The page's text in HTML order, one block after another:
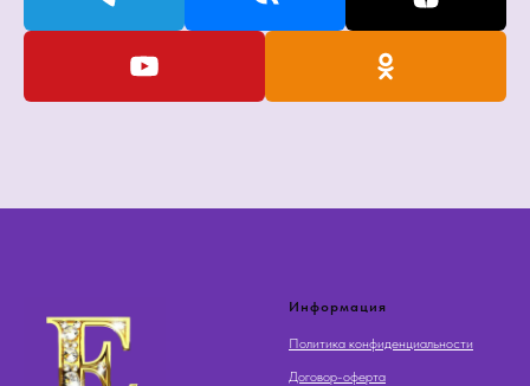
Информация
Политика конфиденциальности
Договор-оферта